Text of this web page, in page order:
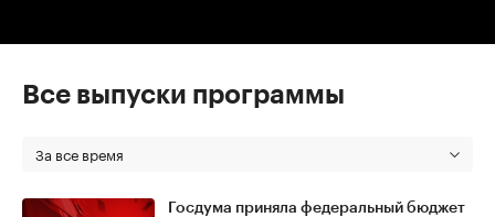
Все выпуски программы
За все время
Госдума приняла федеральный бюджет